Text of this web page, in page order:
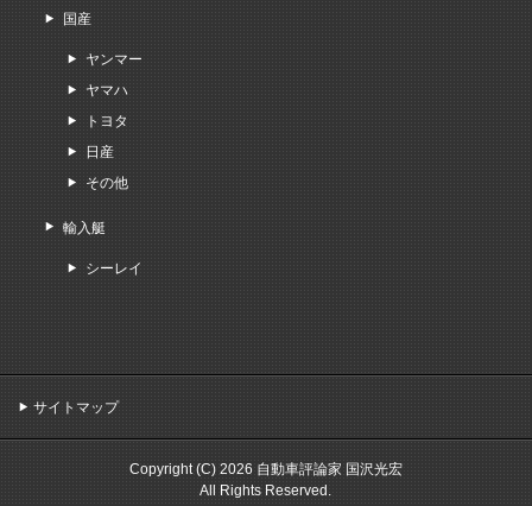
国産
ヤンマー
ヤマハ
トヨタ
日産
その他
輸入艇
シーレイ
サイトマップ
Copyright (C) 2026 自動車評論家 国沢光宏
All Rights Reserved.